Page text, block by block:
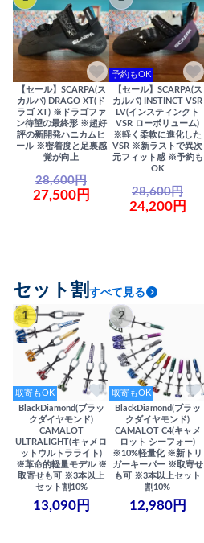
【セール】SCARPA(ス
カルパ) DRAGO XT(ド
ラゴ XT) ※ドラゴファ
ン待望の最終形 ※超好
評の新開発ハニカムヒ
ール ※密着度と足裏感
覚が向上
28,600円
27,500円
予約もOK
【セール】SCARPA(ス
カルパ) INSTINCT VSR
LV(インスティンクト
VSR ローボリューム)
※軽く柔軟に進化した
VSR ※新ラストで異次
元フィット感 ※予約も
OK
28,600円
24,200円
セット割 すべて見る
1
取寄もOK
BlackDiamond(ブラッ
クダイヤモンド)
CAMALOT
ULTRALIGHT(キャメロ
ットウルトラライト)
※革命的軽量モデル ※
取寄せも可 ※3本以上
セット割10%
13,090円
2
取寄もOK
BlackDiamond(ブラッ
クダイヤモンド)
CAMALOT C4(キャメ
ロット シーフォー)
※10%軽量化 ※新トリ
ガーキーパー ※取寄せ
も可 ※3本以上セット
割10%
12,980円